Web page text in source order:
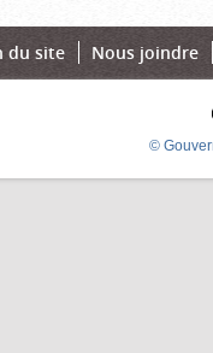
du site Nous joindre
©